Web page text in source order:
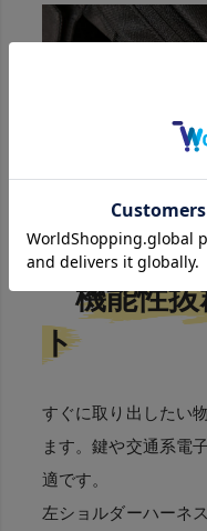
機能性
ト
すぐに取り出したい
ます。鍵や交通系電
適です。
左ショルダーハーネ